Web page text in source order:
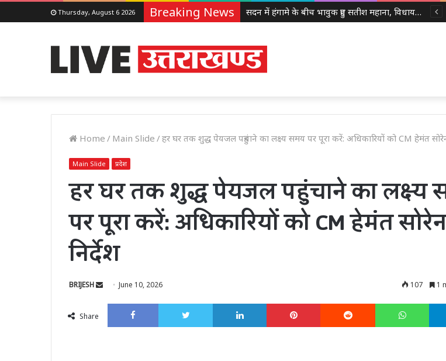
Thursday, August 6 2026 Breaking News सदन में हंगामे के बीच भावुक हुए सतीश महाना, विधायकों से की मर्यादा बनाए रखने की अपील
Home / Main Slide /हर घर तक शुद्ध पेयजल पहुंचाने का लक्ष्य समय पर पूरा करें: अधिकारियों को CM हेमंत
Main Slide प्रदेश
हर घर तक शुद्ध पेयजल पहुंचाने का लक्ष्य
पर पूरा करें: अधिकारियों को CM हेमंत
निर्देश
BRIJESH
SendJune 10, 2026 107 1
Share
Facebook Twitter LinkedIn Pinterest Reddit